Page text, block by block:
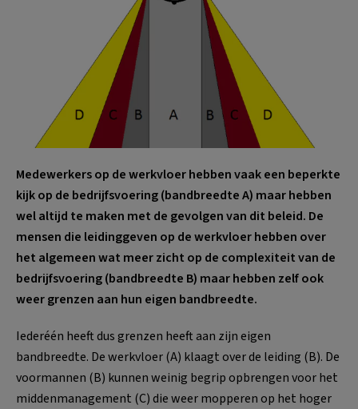
Medewerkers op de werkvloer hebben vaak een beperkte
kijk op de bedrijfsvoering (bandbreedte A) maar hebben
wel altijd te maken met de gevolgen van dit beleid. De
mensen die leidinggeven op de werkvloer hebben over
het algemeen wat meer zicht op de complexiteit van de
bedrijfsvoering (bandbreedte B) maar hebben zelf ook
weer grenzen aan hun eigen bandbreedte.
Iederéén heeft dus grenzen heeft aan zijn eigen
bandbreedte. De werkvloer (A) klaagt over de leiding (B). De
voormannen (B) kunnen weinig begrip opbrengen voor het
middenmanagement (C) die weer mopperen op het hoger